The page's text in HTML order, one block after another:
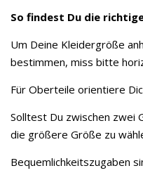
So findest Du die
Um Deine Kleidergröße
bestimmen, miss bitte
Für Oberteile orientiere
Solltest Du zwischen zwei
die größere Größe zu
Bequemlichkeitszugaben